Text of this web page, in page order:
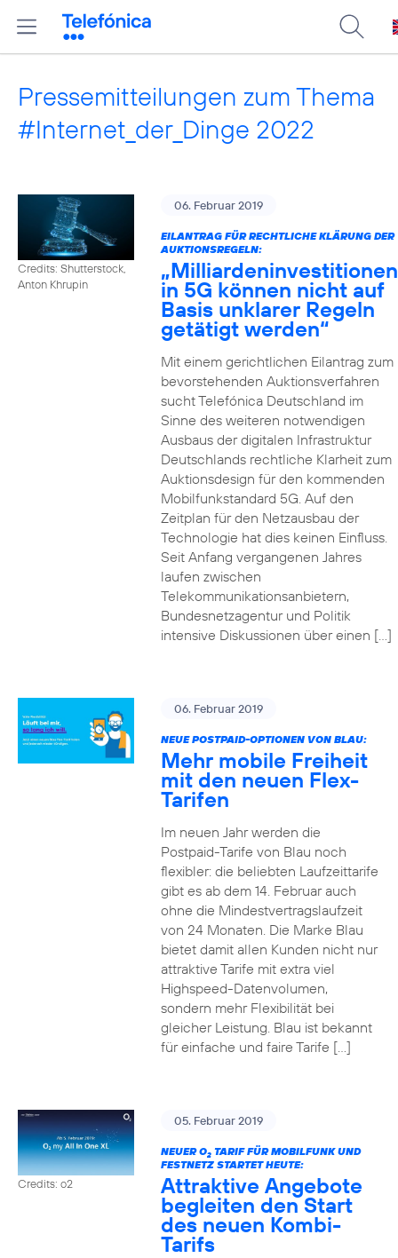
Pressemitteilungen zum Thema
#Internet_der_Dinge 2022
Credits: Shutterstock,
Anton Khrupin
06. Februar 2019
EILANTRAG FÜR RECHTLICHE KLÄRUNG DER
AUKTIONSREGELN:
„Milliardeninvestitionen
in 5G können nicht auf
Basis unklarer Regeln
getätigt werden“
Mit einem gerichtlichen Eilantrag zum
bevorstehenden Auktionsverfahren
sucht Telefónica Deutschland im
Sinne des weiteren notwendigen
Ausbaus der digitalen Infrastruktur
Deutschlands rechtliche Klarheit zum
Auktionsdesign für den kommenden
Mobilfunkstandard 5G. Auf den
Zeitplan für den Netzausbau der
Technologie hat dies keinen Einfluss.
Seit Anfang vergangenen Jahres
laufen zwischen
Telekommunikationsanbietern,
Bundesnetzagentur und Politik
intensive Diskussionen über einen […]
06. Februar 2019
NEUE POSTPAID-OPTIONEN VON BLAU:
Mehr mobile Freiheit
mit den neuen Flex-
Tarifen
Im neuen Jahr werden die
Postpaid-Tarife von Blau noch
flexibler: die beliebten Laufzeittarife
gibt es ab dem 14. Februar auch
ohne die Mindestvertragslaufzeit
von 24 Monaten. Die Marke Blau
bietet damit allen Kunden nicht nur
attraktive Tarife mit extra viel
Highspeed-Datenvolumen,
sondern mehr Flexibilität bei
gleicher Leistung. Blau ist bekannt
für einfache und faire Tarife […]
Credits: o2
05. Februar 2019
NEUER O2TARIF FÜR MOBILFUNK UND
FESTNETZ STARTET HEUTE:
Attraktive Angebote
begleiten den Start
des neuen Kombi-
Tarifs